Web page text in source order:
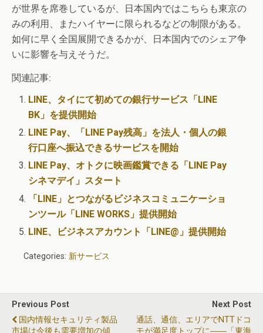
が世界を席巻しているが、日本国内ではこちらも東京の
みの利用、またハイヤーに限られるなどの制限がある。
如何に早く全国展開できるかが、日本国内でのシェア争
いに影響を与えそうだ。
関連記事:
LINE、タイにて初めての銀行サービス「LINE
BK」を提供開始
LINE Pay、「LINE Pay残高」を法人・個人の銀
行口座へ振込できるサービスを開始
LINE Pay、オトクに映画鑑賞できる「LINE Pay
シネマデイ」スタート
「LINE」とつながるビジネスコミュニケーショ
ンツール「LINE WORKS」提供開始
LINE、ビジネスアカウント「LINE@」提供開始
Categories: 新サービス
Previous Post
国内情報セキュリティ製品
市場は今後も需要増加の傾
Next Post
通話、通信、エリアでNTTドコ
モが満足度トップに――「東海